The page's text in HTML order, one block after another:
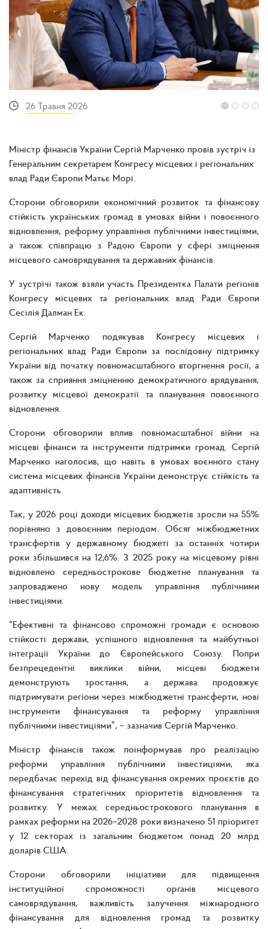
26 Травня 2026
Міністр фінансів України Сергій Марченко провів зустріч із
Генеральним секретарем Конгресу місцевих і регіональних
влад Ради Європи Матьє Морі.
Сторони обговорили економічний розвиток та фінансову
стійкість українських громад в умовах війни і повоєнного
відновлення, реформу управління публічними інвестиціями,
а також співпрацю з Радою Європи у сфері зміцнення
місцевого самоврядування та державних фінансів.
У зустрічі також взяли участь Президентка Палати регіонів
Конгресу місцевих та регіональних влад Ради Європи
Сесілія Далман Ек.
Сергій Марченко подякував Конгресу місцевих і
регіональних влад Ради Європи за послідовну підтримку
України від початку повномасштабного вторгнення росії, а
також за сприяння зміцненню демократичного врядування,
розвитку місцевої демократії та планування повоєнного
відновлення.
Сторони обговорили вплив повномасштабної війни на
місцеві фінанси та інструменти підтримки громад. Сергій
Марченко наголосив, що навіть в умовах воєнного стану
система місцевих фінансів України демонструє стійкість та
адаптивність.
Так, у 2026 році доходи місцевих бюджетів зросли на 55%
порівняно з довоєнним періодом. Обсяг міжбюджетних
трансфертів у державному бюджеті за останніх чотири
роки збільшився на 12,6%. З 2025 року на місцевому рівні
відновлено середньострокове бюджетне планування та
запроваджено нову модель управління публічними
інвестиціями.
“Ефективні та фінансово спроможні громади є основою
стійкості держави, успішного відновлення та майбутньої
інтеграції України до Європейського Союзу. Попри
безпрецедентні виклики війни, місцеві бюджети
демонструють зростання, а держава продовжує
підтримувати регіони через міжбюджетні трансферти, нові
інструменти фінансування та реформу управління
публічними інвестиціями”, – зазначив Сергій Марченко.
Міністр фінансів також поінформував про реалізацію
реформи управління публічними інвестиціями, яка
передбачає перехід від фінансування окремих проєктів до
фінансування стратегічних пріоритетів відновлення та
розвитку. У межах середньострокового планування в
рамках реформи на 2026–2028 роки визначено 51 пріоритет
у 12 секторах із загальним бюджетом понад 20 млрд
доларів США.
Сторони обговорили ініціативи для підвищення
інституційної спроможності органів місцевого
самоврядування, важливість залучення міжнародного
фінансування для відновлення громад та розвитку